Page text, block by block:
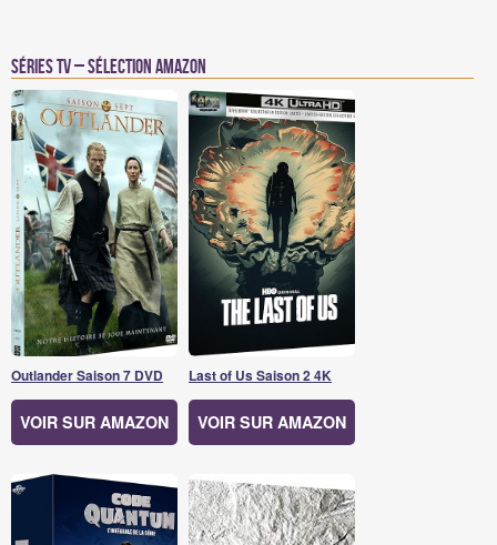
Séries TV – Sélection Amazon
Outlander Saison 7 DVD
VOIR SUR AMAZON
Last of Us Saison 2 4K
VOIR SUR AMAZON